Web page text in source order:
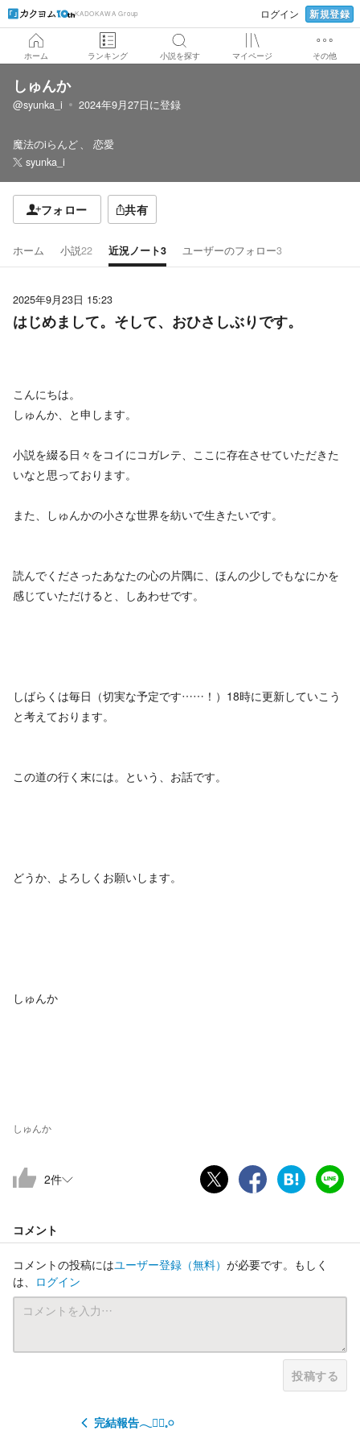
KADOKAWA Group ログイン 新規登録
ホーム ランキング 小説を探す マイページ その他
しゅんか
@syunka_i 2024年9月27日に登録
魔法のiらんど
恋愛
syunka_i
フォロー 共有
ホーム 小説22 近況ノート3 ユーザーのフォロー3
2025年9月23日 15:23
はじめまして。そして、おひさしぶりです。
こんにちは。
しゅんか、と申します。
小説を綴る日々をコイにコガレテ、ここに存在させていただきた
いなと思っております。
また、しゅんかの小さな世界を紡いで生きたいです。
読んでくださったあなたの心の片隅に、ほんの少しでもなにかを
感じていただけると、しあわせです。
しばらくは毎日（切実な予定です……！）18時に更新していこう
と考えております。
この道の行く末には。という、お話です。
どうか、よろしくお願いします。
しゅんか
しゅんか
2件
コメント
コメントの投稿にはユーザー登録 （無料） が必要です。もしく
は、 ログイン
投稿する
完結報告𓂃❁⃘𓈒𓏸